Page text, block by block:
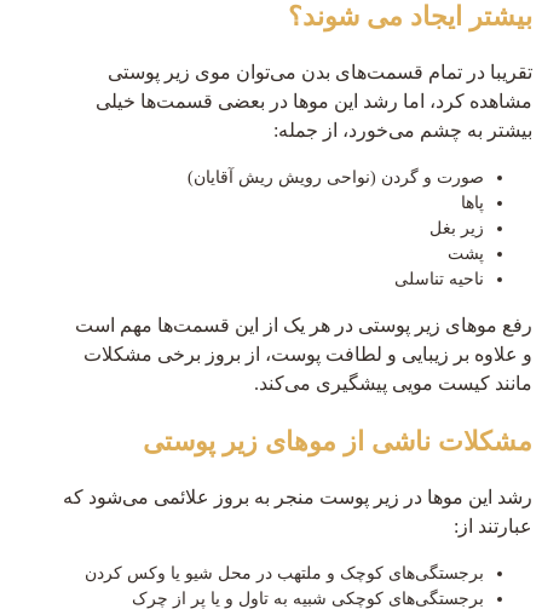
بیشتر ایجاد می شوند؟
تقریبا در تمام قسمت‌های بدن می‌توان موی زیر پوستی
مشاهده کرد، اما رشد این موها در بعضی قسمت‌ها خیلی
بیشتر به چشم می‌خورد، از جمله:
صورت و گردن (نواحی رویش ریش آقایان)
پاها
زیر بغل
پشت
ناحیه تناسلی
رفع موهای زیر پوستی در هر یک از این قسمت‌ها مهم است
و علاوه بر زیبایی و لطافت پوست، از بروز برخی مشکلات
مانند کیست مویی پیشگیری می‌کند.
مشکلات ناشی از موهای زیر پوستی
رشد این موها در زیر پوست منجر به بروز علائمی می‌شود که
عبارتند از:
برجستگی‌های کوچک و ملتهب در محل شیو یا وکس کردن
برجستگی‌های کوچکی شبیه به تاول و یا پر از چرک